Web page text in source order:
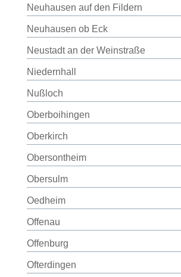
Neuhausen auf den Fildern
Neuhausen ob Eck
Neustadt an der Weinstraße
Niedernhall
Nußloch
Oberboihingen
Oberkirch
Obersontheim
Obersulm
Oedheim
Offenau
Offenburg
Ofterdingen